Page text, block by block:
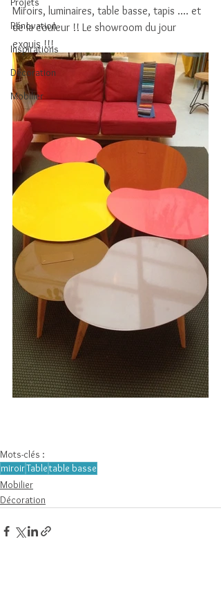
Rénovation
Inspirations
Décoration
Mobilier
Miroirs, luminaires, table basse, tapis .... et
de la couleur !! Le showroom du jour
exquis !!!
Mots-clés :
miroirTabletable basse
Mobilier
Décoration